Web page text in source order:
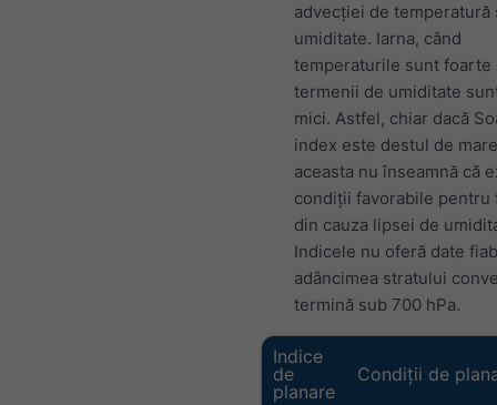
advecției de temperatură
umiditate. Iarna, când
temperaturile sunt foarte
termenii de umiditate
mici. Astfel, chiar dacă
index este destul de
aceasta nu înseamnă că
condiții favorabile pentru
din cauza lipsei de
Indicele nu oferă date
adâncimea stratului
termină sub 700 hPa.
Indice
de
planare
Condiții de